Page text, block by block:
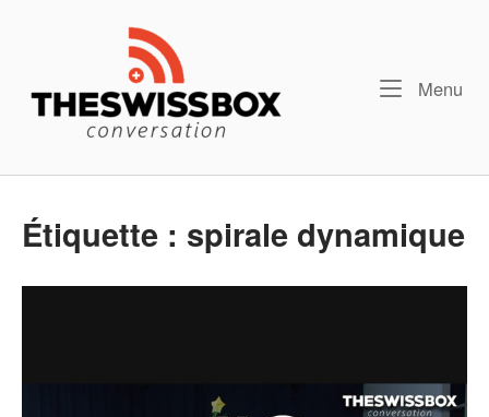
Menu
Étiquette : spirale dynamique